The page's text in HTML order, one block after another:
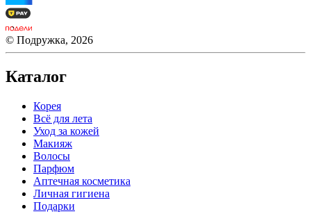
© Подружка, 2026
Каталог
Корея
Всё для лета
Уход за кожей
Макияж
Волосы
Парфюм
Аптечная косметика
Личная гигиена
Подарки